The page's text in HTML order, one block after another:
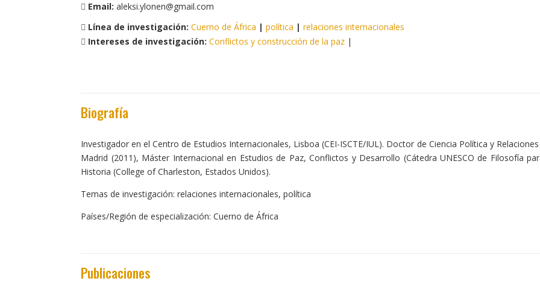
Email:aleksi.ylonen@gmail.com
Línea de investigación:Cuerno de África |política |relaciones internacionales
Intereses de investigación: Conflictos y construcción de la paz |
Biografía
Investigador en el Centro de Estudios Internacionales, Lisboa (CEI-ISCTE/IUL). Doctor de Ciencia Política y
Madrid (2011), Máster Internacional en Estudios de Paz, Conflictos y Desarrollo (Cátedra UNESCO de Filosofía
Historia (College of Charleston, Estados Unidos).
Temas de investigación: relaciones internacionales, política
Países/Región de especialización: Cuerno de África
Publicaciones